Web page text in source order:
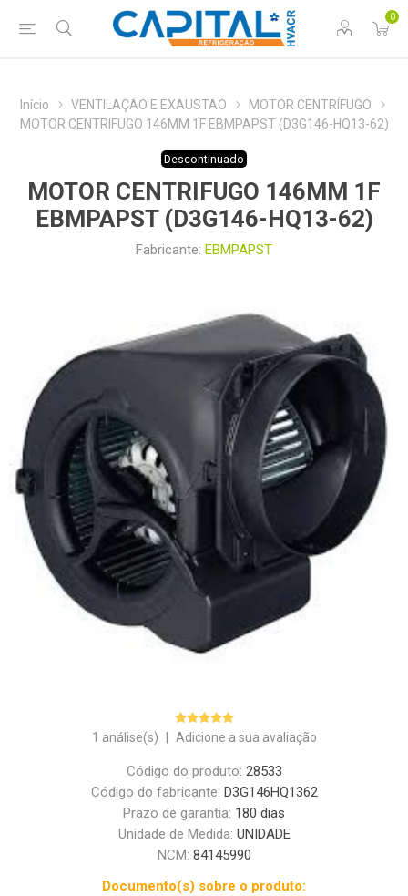
0
Início VENTILAÇÃO E EXAUSTÃO
MOTOR CENTRÍFUGO
MOTOR CENTRIFUGO 146MM 1F EBMPAPST (D3G146-HQ13-62)
Descontinuado
MOTOR CENTRIFUGO 146MM 1F
EBMPAPST (D3G146-HQ13-62)
Fabricante: EBMPAPST
1 análise(s) Adicione a sua avaliação
Código do produto: 28533
Código do fabricante: D3G146HQ1362
Prazo de garantia: 180 dias
Unidade de Medida: UNIDADE
NCM: 84145990
Documento(s) sobre o produto: